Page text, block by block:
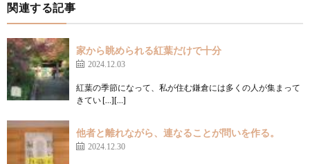
関連する記事
家から眺められる紅葉だけで十分
2024.12.03
紅葉の季節になって、私が住む鎌倉には多くの人が集まって
きてい […][…]
他者と離れながら、連なることが問いを作る。
2024.12.30